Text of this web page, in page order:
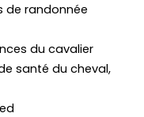
de randonnée
du cavalier
santé du cheval,